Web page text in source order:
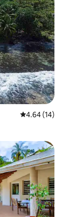
Calificación
4.64 (14)